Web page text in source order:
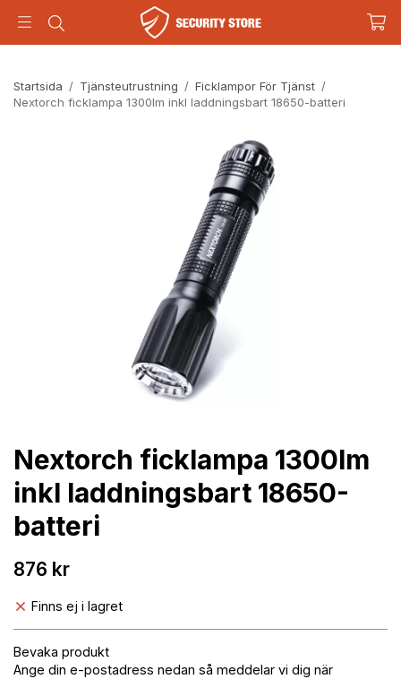
Startsida / Tjänsteutrustning / Ficklampor För Tjänst /
Nextorch ficklampa 1300lm inkl laddningsbart 18650-batteri
Nextorch ficklampa 1300lm
inkl laddningsbart 18650-
batteri
876 kr
Finns ej i lagret
Bevaka produkt
Ange din e-postadress nedan så meddelar vi dig när